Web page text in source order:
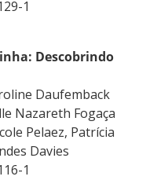
1
Descobrindo
Daufemback
Nazareth Fogaça
Pelaez, Patrícia
Davies
1